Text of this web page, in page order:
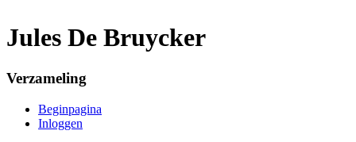
Jules De Bruycker
Verzameling
Beginpagina
Inloggen